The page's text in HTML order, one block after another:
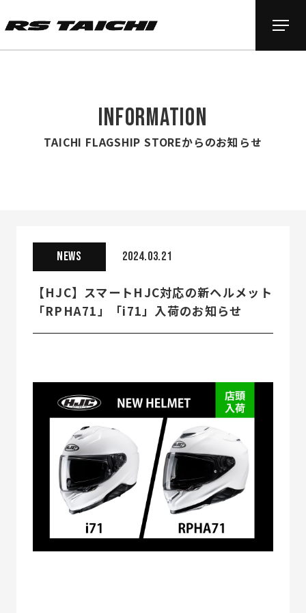
INFORMATION
TAICHI FLAGSHIP STOREからのお知らせ
NEWS 2024.03.21
【HJC】スマートHJC対応の新ヘルメット
「RPHA71」「i71」入荷のお知らせ